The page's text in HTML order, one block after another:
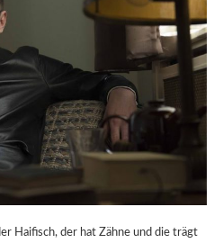
Haifisch, der hat Zähne und die trägt